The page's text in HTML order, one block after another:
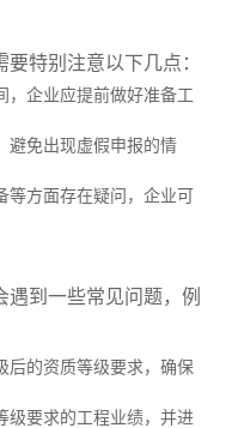
特别注意以下几点：
，企业应提前做好准备工
避免出现虚假申报的情
方面存在疑问，企业可
到一些常见问题，例
后的资质等级要求，确保
级要求的工程业绩，并进